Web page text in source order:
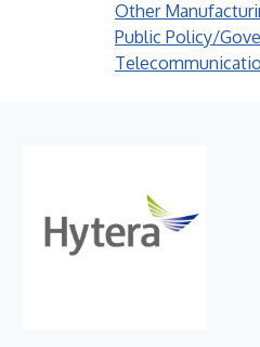
Other
Public Policy/